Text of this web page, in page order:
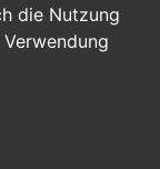
die Nutzung